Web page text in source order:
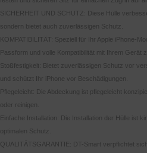
SICHERHEIT UND SCHUTZ: Diese Hülle
sondern bietet auch zuverlässigen Schutz.
KOMPATIBILITÄT: Speziell für Ihr Apple iPhone-
Passform und volle Kompatibilität mit Ihrem Gerät
Stoßfestigkeit: Bietet zuverlässigen Schutz vor
und schützt Ihr iPhone vor Beschädigungen.
Pflegeleicht: Die Abdeckung ist pflegeleicht
oder reinigen.
Einfache Installation: Die Installation der Hülle ist
optimalen Schutz.
QUALITÄTSGARANTIE: DT-Smart verpflichtet